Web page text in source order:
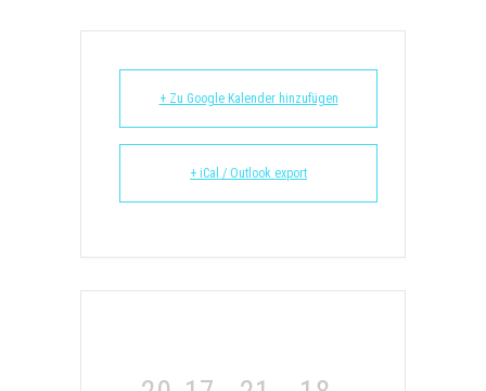
+ Zu Google Kalender hinzufügen
+ iCal / Outlook export